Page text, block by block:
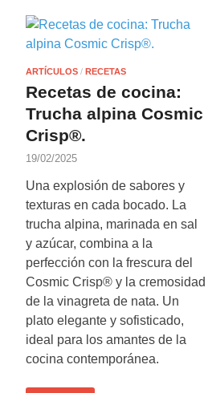
ARTÍCULOS / RECETAS
Recetas de cocina:
Trucha alpina Cosmic
Crisp®.
19/02/2025
Una explosión de sabores y
texturas en cada bocado. La
trucha alpina, marinada en sal
y azúcar, combina a la
perfección con la frescura del
Cosmic Crisp® y la cremosidad
de la vinagreta de nata. Un
plato elegante y sofisticado,
ideal para los amantes de la
cocina contemporánea.